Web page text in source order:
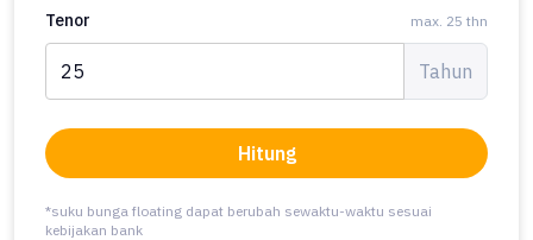
Tenor max. 25 thn
Tahun
Hitung
*suku bunga floating dapat berubah sewaktu-waktu sesuai
kebijakan bank